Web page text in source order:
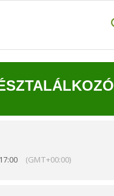
(GMT+00:00)